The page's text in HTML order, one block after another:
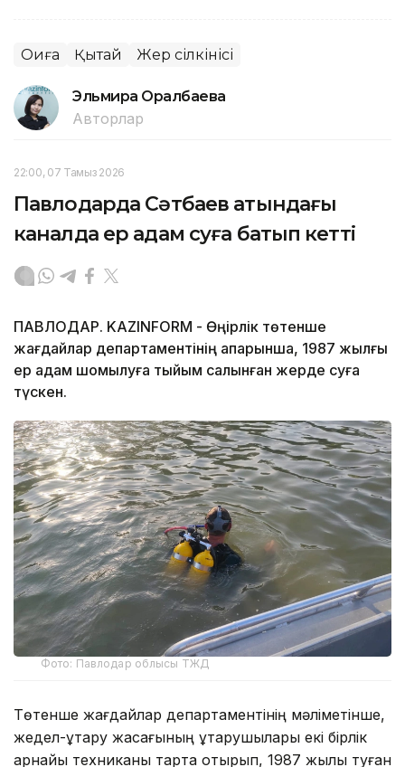
Оқиға Қытай Жер сілкінісі
Эльмира Оралбаева
Авторлар
22:00, 07 Тамыз 2026
Павлодарда Сәтбаев атындағы
каналда ер адам суға батып кетті
ПАВЛОДАР. KAZINFORM - Өңірлік төтенше
жағдайлар департаментінің ақпарынша, 1987 жылғы
ер адам шомылуға тыйым салынған жерде суға
түскен.
Фото: Павлодар облысы ТЖД
Төтенше жағдайлар департаментінің мәліметінше,
жедел-құтқару жасағының құтқарушылары екі бірлік
арнайы техниканы тарта отырып, 1987 жылы туған